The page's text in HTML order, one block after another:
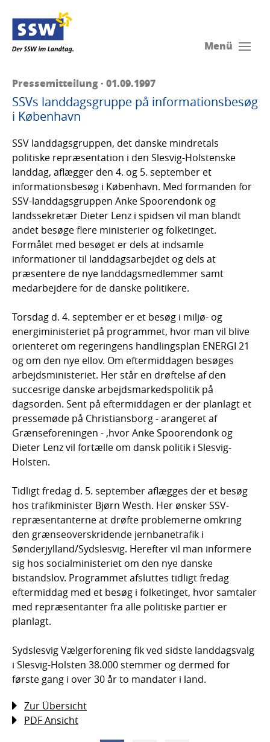
Menü
Pressemitteilung · 01.09.1997
SSVs landdagsgruppe på informationsbesøg
i København
SSV landdagsgruppen, det danske mindretals
politiske repræsentation i den Slesvig-Holstenske
landdag, aflægger den 4. og 5. september et
informationsbesøg i København. Med formanden for
SSV-landdagsgruppen Anke Spoorendonk og
landssekretær Dieter Lenz i spidsen vil man blandt
andet besøge flere ministerier og folketinget.
Formålet med besøget er dels at indsamle
informationer til landdagsarbejdet og dels at
præsentere de nye landdagsmedlemmer samt
medarbejdere for de danske politikere.
Torsdag d. 4. september er et besøg i miljø- og
energiministeriet på programmet, hvor man vil blive
orienteret om regeringens handlingsplan ENERGI 21
og om den nye ellov. Om eftermiddagen besøges
arbejdsministeriet. Her står en drøftelse af den
succesrige danske arbejdsmarkedspolitik på
dagsorden. Sent på eftermiddagen er der planlagt et
pressemøde på Christiansborg - arangeret af
Grænseforeningen - ,hvor Anke Spoorendonk og
Dieter Lenz vil fortælle om dansk politik i Slesvig-
Holsten.
Tidligt fredag d. 5. september aflægges der et besøg
hos trafikminister Bjørn Westh. Her ønsker SSV-
repræsentanterne at drøfte problemerne omkring
den grænseoverskridende jernbanetrafik i
Sønderjylland/Sydslesvig. Herefter vil man informere
sig hos socialministeriet om den nye danske
bistandslov. Programmet afsluttes tidligt fredag
eftermiddag med et besøg i folketinget, hvor samtaler
med repræsentanter fra alle politiske partier er
planlagt.
Sydslesvig Vælgerforening fik ved sidste landdagsvalg
i Slesvig-Holsten 38.000 stemmer og dermed for
første gang i over 30 år to mandater i land.
Zur Übersicht
PDF Ansicht